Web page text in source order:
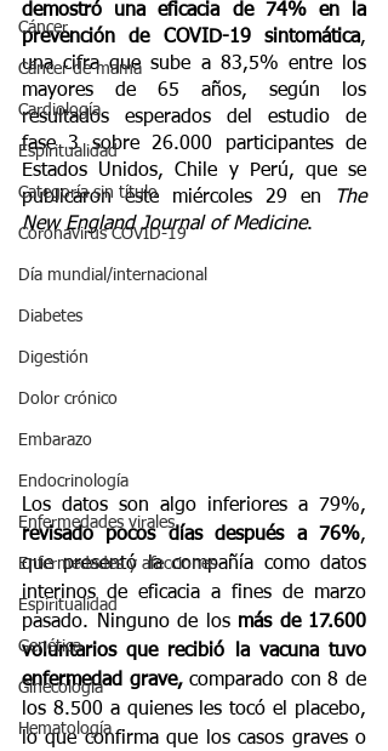
Cáncer
Cáncer de mama
Cardiología
Espiritualidad
Categoría sin título
Coronavirus COVID-19
Día mundial/internacional
Diabetes
Digestión
Dolor crónico
Embarazo
Endocrinología
Enfermedades virales
Enfermedades y afecciones
Espiritualidad
Genética
Ginecología
Hematología
demostró una eficacia de 74% en la
prevención de COVID-19 sintomática,
una cifra que sube a 83,5% entre los
mayores de 65 años, según los
resultados esperados del estudio de
fase 3 sobre 26.000 participantes de
Estados Unidos, Chile y Perú, que se
publicaron este miércoles 29 en
The
New England Journal of Medicine.
revisado pocos días después a 76%,
que presentó la compañía como datos
interinos de eficacia a fines de marzo
pasado. Ninguno de los más de 17.600
voluntarios que recibió la vacuna tuvo
enfermedad grave, comparado con 8 de
los 8.500 a quienes les tocó el placebo,
lo que confirma que los casos graves o